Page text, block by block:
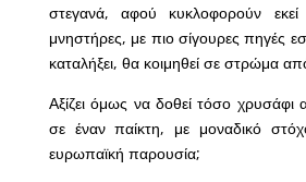
στεγανά, αφού κυκλοφορούν εκεί
μνηστήρες, με πιο σίγουρες πηγές
καταλήξει, θα κοιμηθεί σε στρώμα
Αξίζει όμως να δοθεί τόσο
σε έναν παίκτη, με μοναδικό
ευρωπαϊκή παρουσία;